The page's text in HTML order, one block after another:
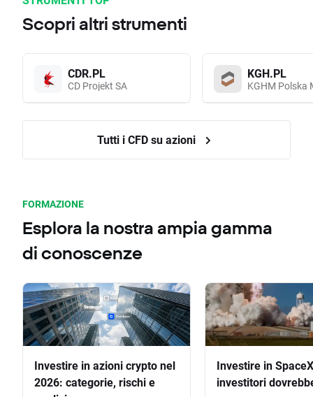
Scopri altri strumenti
CDR.PL
CD Projekt SA
KGH.PL
KGHM Polska
Tutti i CFD su azioni
FORMAZIONE
Esplora la nostra ampia gamma
di conoscenze
Investire in azioni crypto nel
2026: categorie, rischi e
Investire in
investitori